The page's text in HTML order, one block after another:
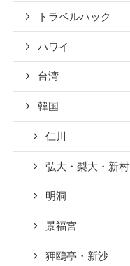
トラベルハック
ハワイ
台湾
韓国
仁川
弘大・梨大・新村
明洞
景福宮
狎鴎亭・新沙